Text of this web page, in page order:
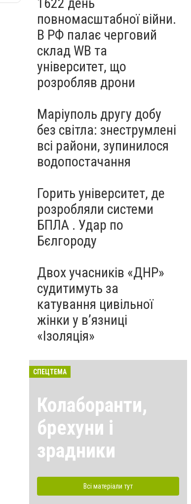
повномасштабної війни.
В РФ палає черговий
склад WB та
університет, що
розробляв дрони
Маріуполь другу добу
без світла: знеструмлені
всі райони, зупинилося
водопостачання
Горить університет, де
розробляли системи
БПЛА . Удар по
Бєлгороду
Двох учасників «ДНР»
судитимуть за
катування цивільної
жінки у в’язниці
«Ізоляція»
СПЕЦТЕМА
Колаборанти,
брехуни і
зрадники
Всі матеріали тут